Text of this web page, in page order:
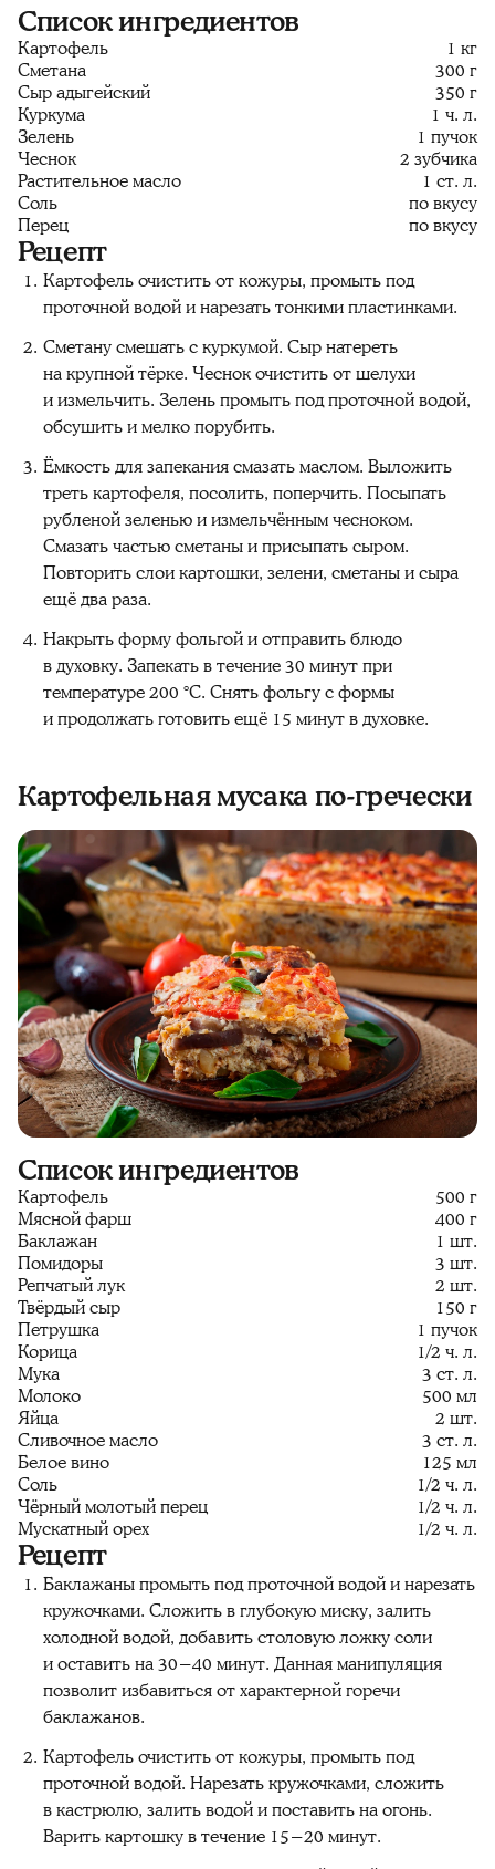
Список ингредиентов
Картофель
1 кг
Сметана
300 г
Сыр адыгейский
350 г
Куркума
1 ч. л.
Зелень
1 пучок
Чеснок
2 зубчика
Растительное масло
1 ст. л.
Соль
по вкусу
Перец
по вкусу
Рецепт
Картофель очистить от кожуры, промыть под
проточной водой и нарезать тонкими пластинками.
Сметану смешать с куркумой. Сыр натереть
на крупной тёрке. Чеснок очистить от шелухи
и измельчить. Зелень промыть под проточной водой,
обсушить и мелко порубить.
Ёмкость для запекания смазать маслом. Выложить
треть картофеля, посолить, поперчить. Посыпать
рубленой зеленью и измельчённым чесноком.
Смазать частью сметаны и присыпать сыром.
Повторить слои картошки, зелени, сметаны и сыра
ещё два раза.
Накрыть форму фольгой и отправить блюдо
в духовку. Запекать в течение 30 минут при
температуре 200 °C. Снять фольгу с формы
и продолжать готовить ещё 15 минут в духовке.
Картофельная мусака по-гречески
Список ингредиентов
Картофель
500 г
Мясной фарш
400 г
Баклажан
1 шт.
Помидоры
3 шт.
Репчатый лук
2 шт.
Твёрдый сыр
150 г
Петрушка
1 пучок
Корица
1/2 ч. л.
Мука
3 ст. л.
Молоко
500 мл
Яйца
2 шт.
Сливочное масло
3 ст. л.
Белое вино
125 мл
Соль
1/2 ч. л.
Чёрный молотый перец
1/2 ч. л.
Мускатный орех
1/2 ч. л.
Рецепт
Баклажаны промыть под проточной водой и нарезать
кружочками. Сложить в глубокую миску, залить
холодной водой, добавить столовую ложку соли
и оставить на 30−40 минут. Данная манипуляция
позволит избавиться от характерной горечи
баклажанов.
Картофель очистить от кожуры, промыть под
проточной водой. Нарезать кружочками, сложить
в кастрюлю, залить водой и поставить на огонь.
Варить картошку в течение 15−20 минут.